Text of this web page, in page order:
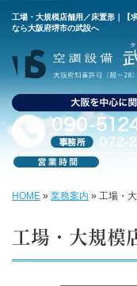
工場・大規模店舗用／床置形｜【
なら大阪府堺市の武設へ
HOME » 業務案内 » 工場・
工場・大規模